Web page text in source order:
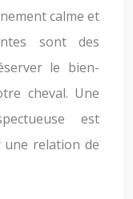
calme et
sont des
le bien-
cheval. Une
est
relation de